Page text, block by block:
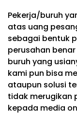
Pekerja/buruh
atas uang
sebagai bentuk
perusahan
buruh yang
kami pun bisa
ataupun solusi
tidak merugikan
kepada media